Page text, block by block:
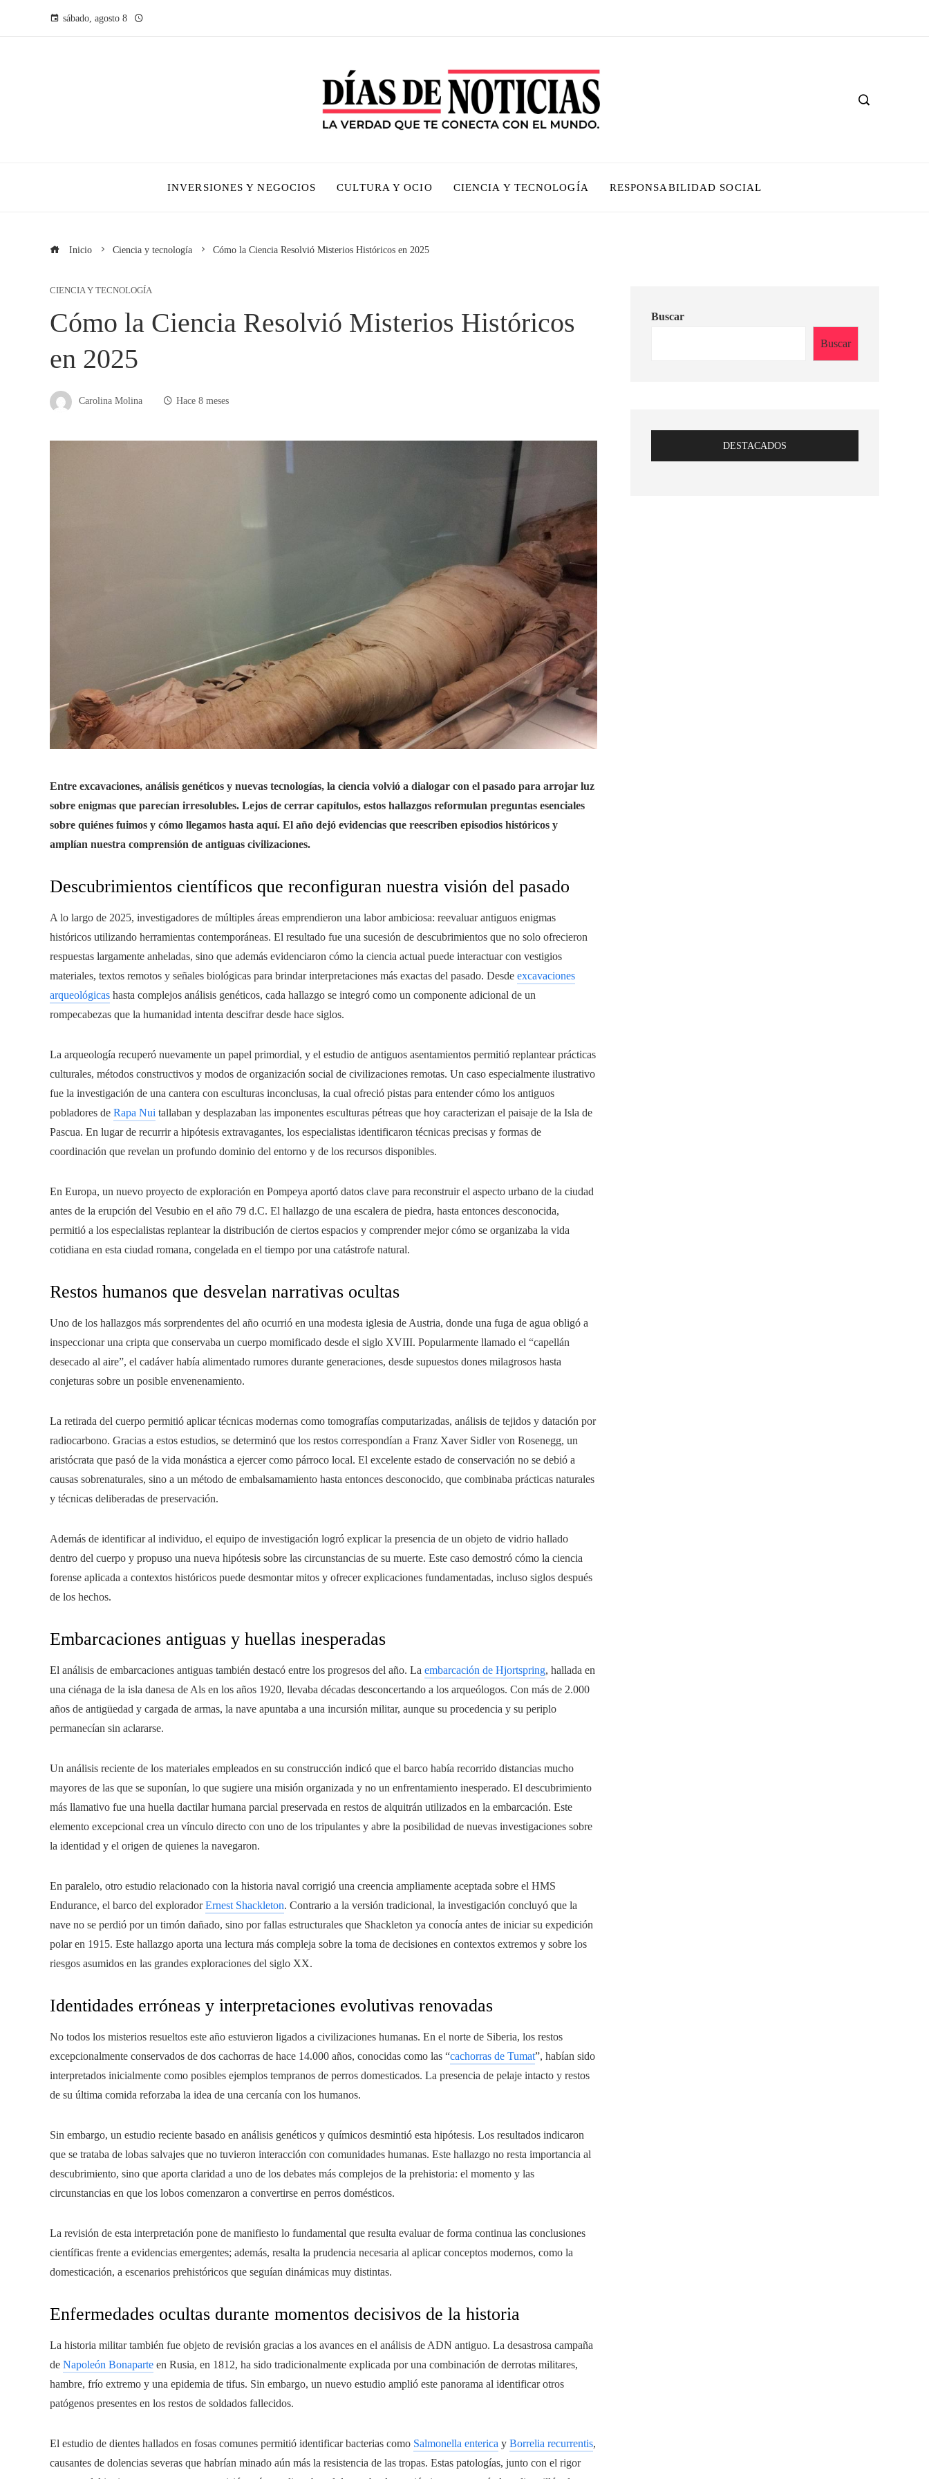
sábado, agosto 8
INVERSIONES Y NEGOCIOS CULTURA Y OCIO CIENCIA Y TECNOLOGÍA RESPONSABILIDAD SOCIAL
Inicio Ciencia y tecnología Cómo la Ciencia Resolvió Misterios Históricos en 2025
CIENCIA Y TECNOLOGÍA
Cómo la Ciencia Resolvió Misterios Históricos
en 2025
Carolina Molina Hace 8 meses
Entre excavaciones, análisis genéticos y nuevas tecnologías, la ciencia volvió a dialogar con el pasado para arrojar luz
sobre enigmas que parecían irresolubles. Lejos de cerrar capítulos, estos hallazgos reformulan preguntas esenciales
sobre quiénes fuimos y cómo llegamos hasta aquí. El año dejó evidencias que reescriben episodios históricos y
amplían nuestra comprensión de antiguas civilizaciones.
Descubrimientos científicos que reconfiguran nuestra visión del pasado
A lo largo de 2025, investigadores de múltiples áreas emprendieron una labor ambiciosa: reevaluar antiguos enigmas
históricos utilizando herramientas contemporáneas. El resultado fue una sucesión de descubrimientos que no solo ofrecieron
respuestas largamente anheladas, sino que además evidenciaron cómo la ciencia actual puede interactuar con vestigios
materiales, textos remotos y señales biológicas para brindar interpretaciones más exactas del pasado. Desde excavaciones
arqueológicas hasta complejos análisis genéticos, cada hallazgo se integró como un componente adicional de un
rompecabezas que la humanidad intenta descifrar desde hace siglos.
La arqueología recuperó nuevamente un papel primordial, y el estudio de antiguos asentamientos permitió replantear prácticas
culturales, métodos constructivos y modos de organización social de civilizaciones remotas. Un caso especialmente ilustrativo
fue la investigación de una cantera con esculturas inconclusas, la cual ofreció pistas para entender cómo los antiguos
pobladores de Rapa Nui tallaban y desplazaban las imponentes esculturas pétreas que hoy caracterizan el paisaje de la Isla de
Pascua. En lugar de recurrir a hipótesis extravagantes, los especialistas identificaron técnicas precisas y formas de
coordinación que revelan un profundo dominio del entorno y de los recursos disponibles.
En Europa, un nuevo proyecto de exploración en Pompeya aportó datos clave para reconstruir el aspecto urbano de la ciudad
antes de la erupción del Vesubio en el año 79 d.C. El hallazgo de una escalera de piedra, hasta entonces desconocida,
permitió a los especialistas replantear la distribución de ciertos espacios y comprender mejor cómo se organizaba la vida
cotidiana en esta ciudad romana, congelada en el tiempo por una catástrofe natural.
Restos humanos que desvelan narrativas ocultas
Uno de los hallazgos más sorprendentes del año ocurrió en una modesta iglesia de Austria, donde una fuga de agua obligó a
inspeccionar una cripta que conservaba un cuerpo momificado desde el siglo XVIII. Popularmente llamado el “capellán
desecado al aire”, el cadáver había alimentado rumores durante generaciones, desde supuestos dones milagrosos hasta
conjeturas sobre un posible envenenamiento.
La retirada del cuerpo permitió aplicar técnicas modernas como tomografías computarizadas, análisis de tejidos y datación por
radiocarbono. Gracias a estos estudios, se determinó que los restos correspondían a Franz Xaver Sidler von Rosenegg, un
aristócrata que pasó de la vida monástica a ejercer como párroco local. El excelente estado de conservación no se debió a
causas sobrenaturales, sino a un método de embalsamamiento hasta entonces desconocido, que combinaba prácticas naturales
y técnicas deliberadas de preservación.
Además de identificar al individuo, el equipo de investigación logró explicar la presencia de un objeto de vidrio hallado
dentro del cuerpo y propuso una nueva hipótesis sobre las circunstancias de su muerte. Este caso demostró cómo la ciencia
forense aplicada a contextos históricos puede desmontar mitos y ofrecer explicaciones fundamentadas, incluso siglos después
de los hechos.
Embarcaciones antiguas y huellas inesperadas
El análisis de embarcaciones antiguas también destacó entre los progresos del año. La embarcación de Hjortspring, hallada en
una ciénaga de la isla danesa de Als en los años 1920, llevaba décadas desconcertando a los arqueólogos. Con más de 2.000
años de antigüedad y cargada de armas, la nave apuntaba a una incursión militar, aunque su procedencia y su periplo
permanecían sin aclararse.
Un análisis reciente de los materiales empleados en su construcción indicó que el barco había recorrido distancias mucho
mayores de las que se suponían, lo que sugiere una misión organizada y no un enfrentamiento inesperado. El descubrimiento
más llamativo fue una huella dactilar humana parcial preservada en restos de alquitrán utilizados en la embarcación. Este
elemento excepcional crea un vínculo directo con uno de los tripulantes y abre la posibilidad de nuevas investigaciones sobre
la identidad y el origen de quienes la navegaron.
En paralelo, otro estudio relacionado con la historia naval corrigió una creencia ampliamente aceptada sobre el HMS
Endurance, el barco del exploradorErnest Shackleton. Contrario a la versión tradicional, la investigación concluyó que la
nave no se perdió por un timón dañado, sino por fallas estructurales que Shackleton ya conocía antes de iniciar su expedición
polar en 1915. Este hallazgo aporta una lectura más compleja sobre la toma de decisiones en contextos extremos y sobre los
riesgos asumidos en las grandes exploraciones del siglo XX.
Identidades erróneas y interpretaciones evolutivas renovadas
No todos los misterios resueltos este año estuvieron ligados a civilizaciones humanas. En el norte de Siberia, los restos
excepcionalmente conservados de dos cachorras de hace 14.000 años, conocidas como las “cachorras de Tumat”, habían sido
interpretados inicialmente como posibles ejemplos tempranos de perros domesticados. La presencia de pelaje intacto y restos
de su última comida reforzaba la idea de una cercanía con los humanos.
Sin embargo, un estudio reciente basado en análisis genéticos y químicos desmintió esta hipótesis. Los resultados indicaron
que se trataba de lobas salvajes que no tuvieron interacción con comunidades humanas. Este hallazgo no resta importancia al
descubrimiento, sino que aporta claridad a uno de los debates más complejos de la prehistoria: el momento y las
circunstancias en que los lobos comenzaron a convertirse en perros domésticos.
La revisión de esta interpretación pone de manifiesto lo fundamental que resulta evaluar de forma continua las conclusiones
científicas frente a evidencias emergentes; además, resalta la prudencia necesaria al aplicar conceptos modernos, como la
domesticación, a escenarios prehistóricos que seguían dinámicas muy distintas.
Enfermedades ocultas durante momentos decisivos de la historia
La historia militar también fue objeto de revisión gracias a los avances en el análisis de ADN antiguo. La desastrosa campaña
de Napoleón Bonaparte en Rusia, en 1812, ha sido tradicionalmente explicada por una combinación de derrotas militares,
hambre, frío extremo y una epidemia de tifus. Sin embargo, un nuevo estudio amplió este panorama al identificar otros
patógenos presentes en los restos de soldados fallecidos.
El estudio de dientes hallados en fosas comunes permitió identificar bacterias como Salmonella enterica y Borrelia recurrentis,
causantes de dolencias severas que habrían minado aún más la resistencia de las tropas. Estas patologías, junto con el rigor
Buscar
Buscar
DESTACADOS